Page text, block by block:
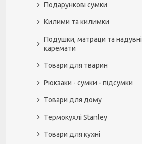
Подарункові сумки
Килими та килимки
Подушки, матраци та надувні
каремати
Товари для тварин
Рюкзаки - сумки - підсумки
Товари для дому
Термокухлі Stanley
Товари для кухні